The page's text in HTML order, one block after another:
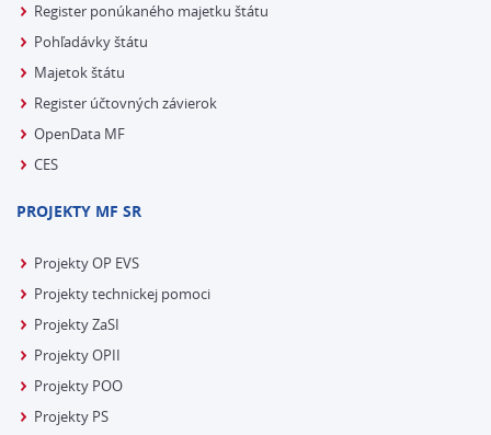
Register ponúkaného majetku štátu
Pohľadávky štátu
Majetok štátu
Register účtovných závierok
OpenData MF
CES
PROJEKTY MF SR
Projekty OP EVS
Projekty technickej pomoci
Projekty ZaSI
Projekty OPII
Projekty POO
Projekty PS